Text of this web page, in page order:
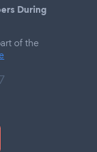
During
of the